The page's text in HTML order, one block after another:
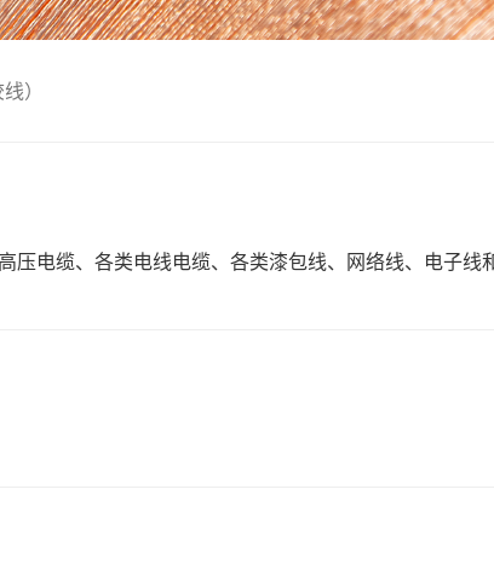
）
压电缆、各类电线电缆、各类漆包线、网络线、电子线